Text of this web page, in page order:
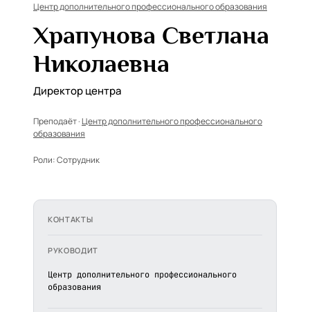
Центр дополнительного профессионального образования
Храпунова Светлана
Николаевна
Директор центра
Преподаёт ·Центр дополнительного профессионального
образования
Роли:Сотрудник
КОНТАКТЫ
РУКОВОДИТ
Центр дополнительного профессионального
образования